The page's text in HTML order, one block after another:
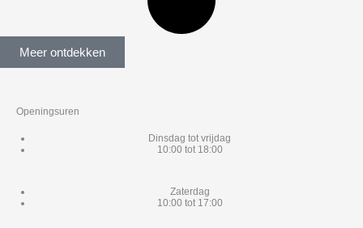
Meer ontdekken
Openingsuren
Dinsdag tot vrijdag
10:00 tot 18:00
Zaterdag
10:00 tot 17:00